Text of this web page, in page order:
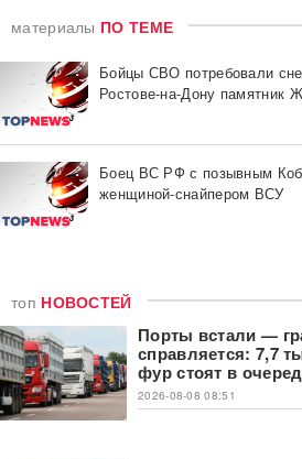
материалы ПО ТЕМЕ
Бойцы СВО потребовали
Ростове-на-Дону памятник
Боец ВС РФ с позывным
женщиной-снайпером ВСУ
топ НОВОСТЕЙ
Порты встали —
справляется: 7,7
фур стоят в
2026-08-08 08:51